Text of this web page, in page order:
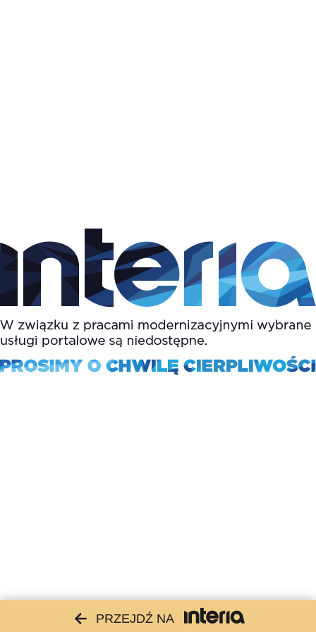
PRZEJDŹ NA